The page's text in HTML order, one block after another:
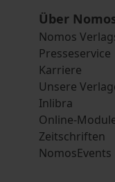
Über
Nomos
Presseservice
Karriere
Unsere
Inlibra
Online-
Zeitschriften
NomosEvents